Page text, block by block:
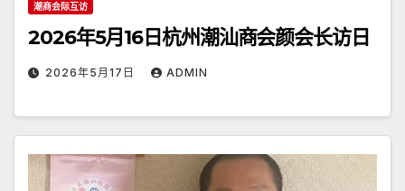
潮商会际互访
2026年5月16日杭州潮汕商会颜会长访日
2026年5月17日 ADMIN